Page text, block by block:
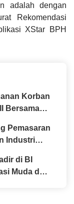
adalah dengan
Rekomendasi
XStar BPH
Korban
Bersama
Pemasaran
Industri
di BI
Muda dan